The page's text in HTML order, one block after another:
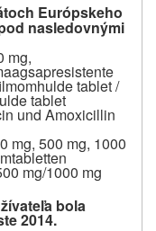
Európskeho
nasledovnými
mg,
tablet /
tablet
und Amoxicillin
mg, 500 mg, 1000
mg/1000 mg
bola
2014.